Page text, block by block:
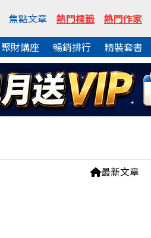
焦點文章 熱門標籤 熱門作家
聚財講座 暢銷排行 精裝套書
最新文章